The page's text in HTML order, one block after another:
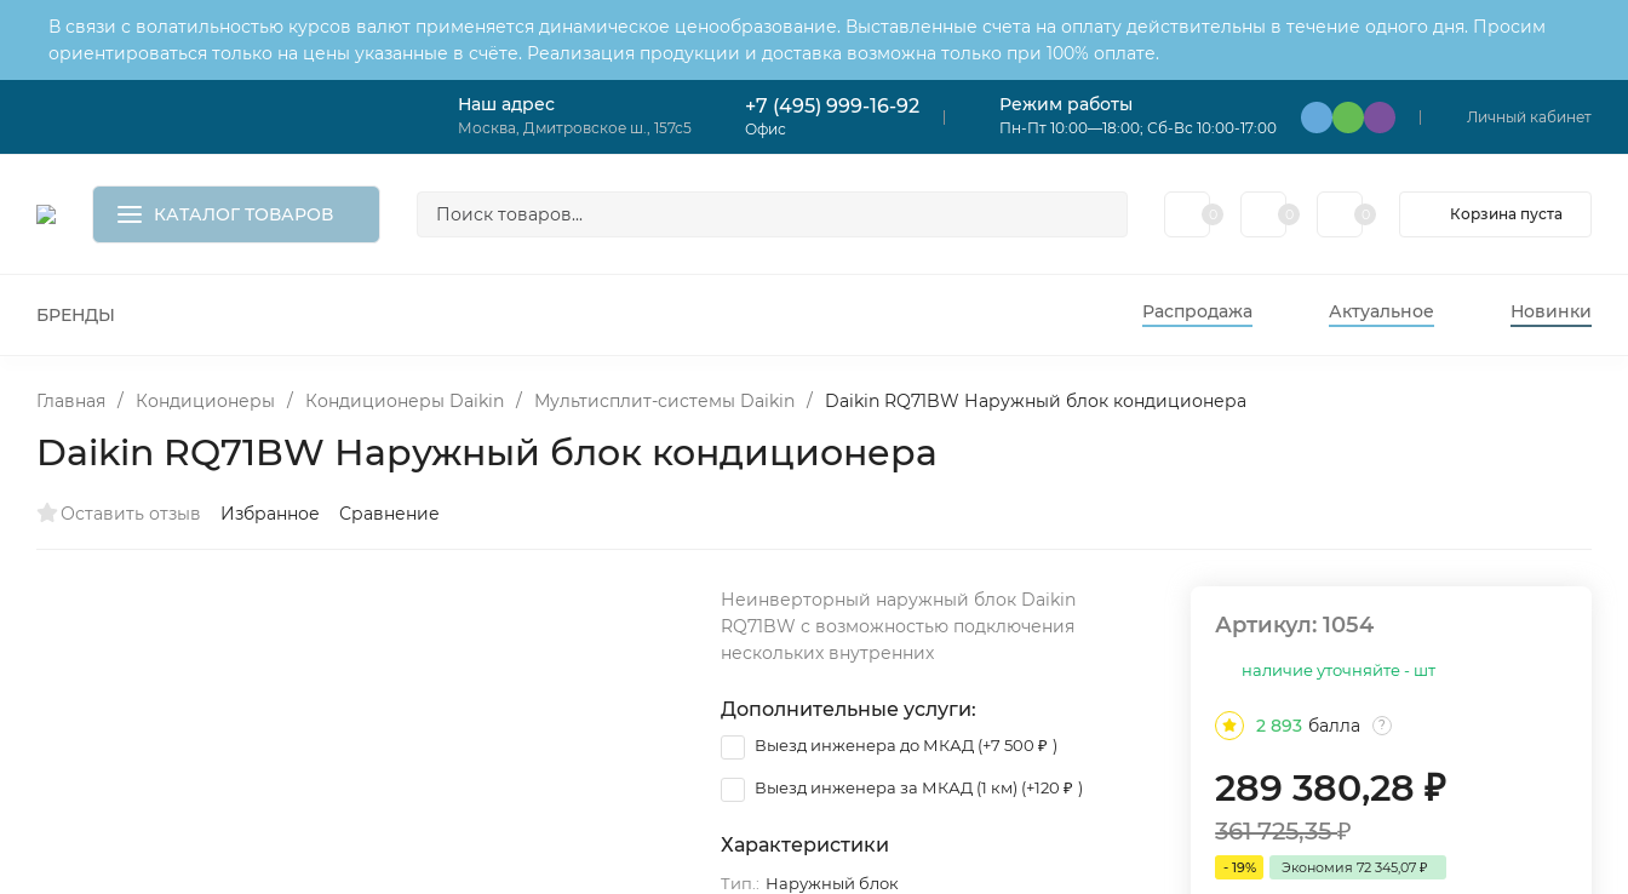
В связи с волатильностью курсов валют применяется динамическое ценообразование. Выставленные счета на оплату действительны в течение одного дня. Просим
ориентироваться только на цены указанные в счёте. Реализация продукции и доставка возможна только при 100% оплате.
Наш адрес
Москва, Дмитровское ш., 157с5
+7 (495) 999-16-92
Офис
Режим работы
Пн-Пт 10:00—18:00; Сб-Вс 10:00-17:00
Личный кабинет
КАТАЛОГ ТОВАРОВ Корзина пуста
БРЕНДЫ Распродажа Актуальное Новинки
Главная / Кондиционеры / Кондиционеры Daikin / Мультисплит-системы Daikin / Daikin RQ71BW Наружный блок кондиционера
Daikin RQ71BW Наружный блок кондиционера
Оставить отзыв Избранное Сравнение
Неинверторный наружный блок Daikin
RQ71BW с возможностью подключения
нескольких внутренних
Дополнительные услуги:
Выезд инженера до МКАД (+7 500 ₽ )
Выезд инженера за МКАД (1 км) (+120 ₽ )
Характеристики
Тип.: Наружный блок
Артикул:1054
наличие уточняйте - шт
2 893 балла ?
289 380,28₽
361 725,35₽
- 19% Экономия72 345,07₽